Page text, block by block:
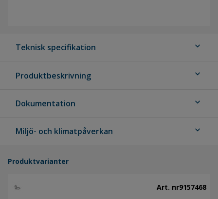
Teknisk specifikation expand_more
Produktbeskrivning expand_more
Dokumentation expand_more
Miljö- och klimatpåverkan expand_more
Produktvarianter
Art. nr9157468